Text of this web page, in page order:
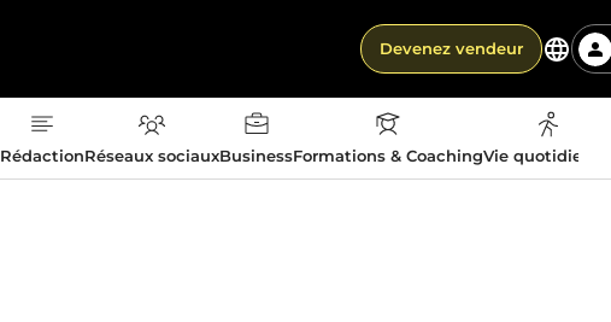
Devenez vendeur
RédactionRéseaux sociauxBusinessFormations & CoachingVie